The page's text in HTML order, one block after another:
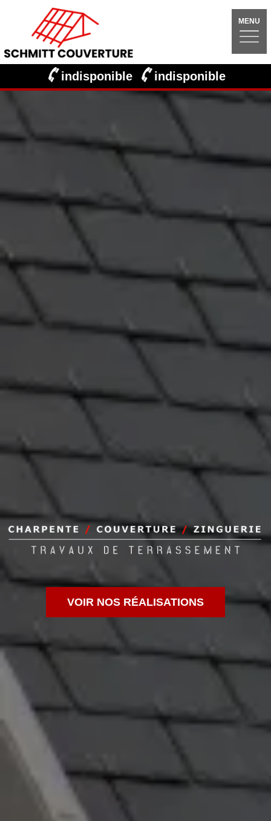
MENU
indisponible indisponible
VOIR NOS RÉALISATIONS